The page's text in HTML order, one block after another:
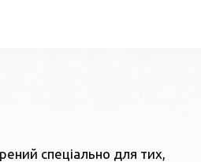
спеціально для тих,